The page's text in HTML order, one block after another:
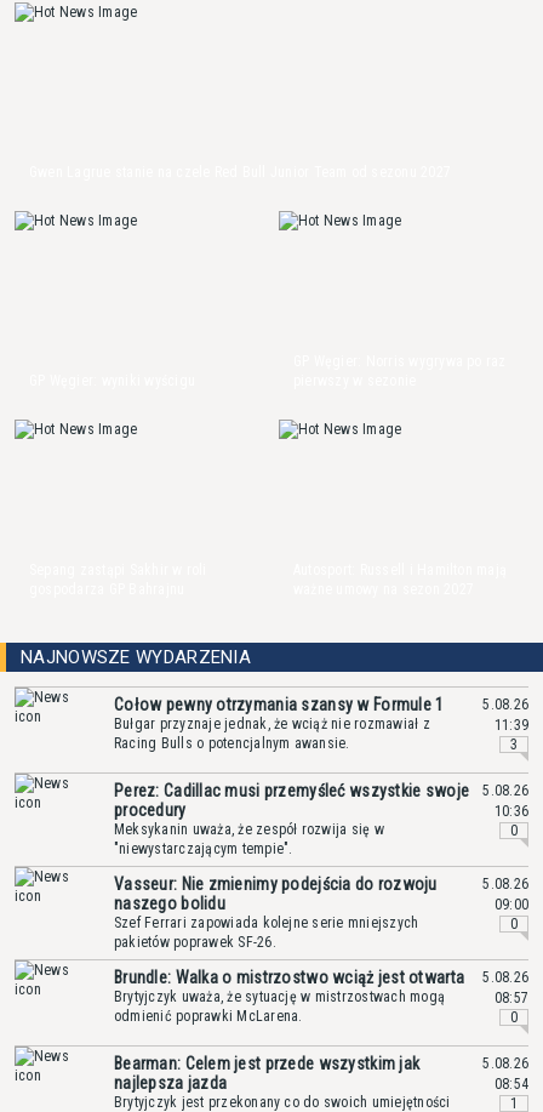
NAJNOWSZE WYDARZENIA
Cołow pewny otrzymania szansy w Formule 1
Bułgar przyznaje jednak, że wciąż nie rozmawiał z
Racing Bulls o potencjalnym awansie.
5.08.26
11:39
3
Perez: Cadillac musi przemyśleć wszystkie swoje
procedury
Meksykanin uważa, że zespół rozwija się w
"niewystarczającym tempie".
5.08.26
10:36
0
Vasseur: Nie zmienimy podejścia do rozwoju
naszego bolidu
Szef Ferrari zapowiada kolejne serie mniejszych
pakietów poprawek SF-26.
5.08.26
09:00
0
Brundle: Walka o mistrzostwo wciąż jest otwarta
Brytyjczyk uważa, że sytuację w mistrzostwach mogą
odmienić poprawki McLarena.
5.08.26
08:57
0
Bearman: Celem jest przede wszystkim jak
najlepsza jazda
Brytyjczyk jest przekonany co do swoich umiejętności
5.08.26
08:54
1